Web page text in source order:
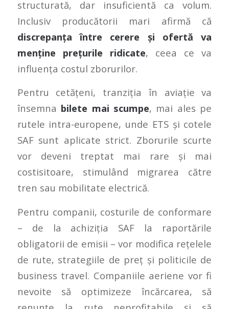
structurată, dar insuficientă ca volum.
Inclusiv producătorii mari afirmă că
discrepanța între cerere și ofertă va
menține prețurile ridicate, ceea ce va
influența costul zborurilor.
Pentru cetățeni, tranziția în aviație va
însemna bilete mai scumpe, mai ales pe
rutele intra-europene, unde ETS și cotele
SAF sunt aplicate strict. Zborurile scurte
vor deveni treptat mai rare și mai
costisitoare, stimulând migrarea către
tren sau mobilitate electrică.
Pentru companii, costurile de conformare
– de la achiziția SAF la raportările
obligatorii de emisii – vor modifica rețelele
de rute, strategiile de preț și politicile de
business travel. Companiile aeriene vor fi
nevoite să optimizeze încărcarea, să